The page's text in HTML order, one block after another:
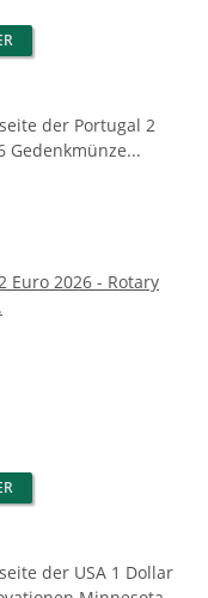
2026 - Rotary